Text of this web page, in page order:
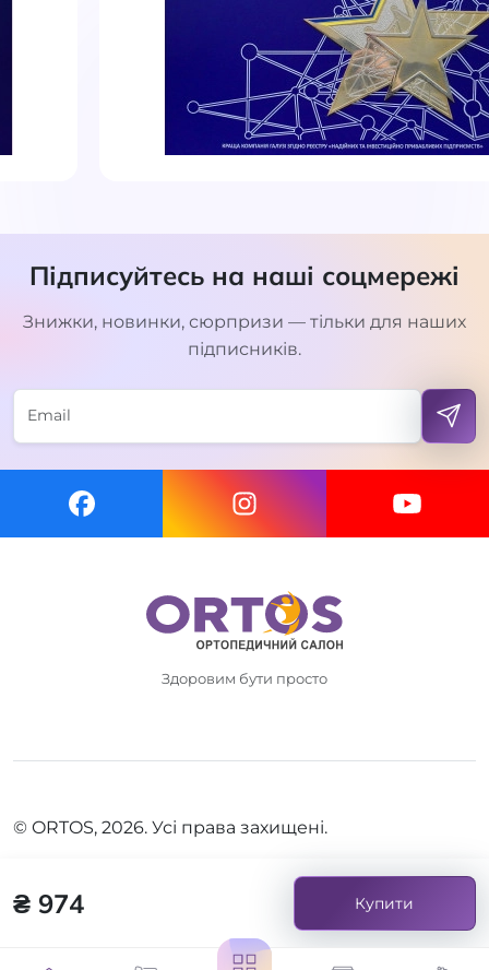
₴ 974 Купити
Підписуйтесь на наші соцмережі
Знижки, новинки, сюрпризи — тільки для наших
підписників.
Здоровим бути просто
© ORTOS, 2026. Усі права захищені.